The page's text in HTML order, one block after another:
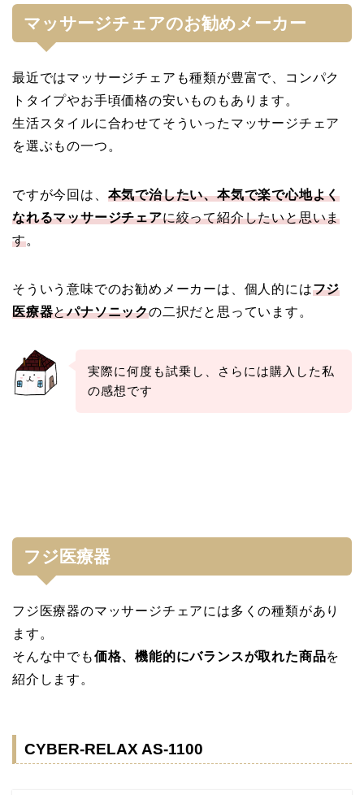
マッサージチェアのお勧めメーカー
最近ではマッサージチェアも種類が豊富で、コンパク
トタイプやお手頃価格の安いものもあります。
生活スタイルに合わせてそういったマッサージチェア
を選ぶもの一つ。
ですが今回は、 本気で治したい、本気で楽で心地よく
なれるマッサージチェアに絞って紹介したいと思いま
す。
そういう意味でのお勧めメーカーは、個人的にはフジ
医療器とパナソニックの二択だと思っています。
実際に何度も試乗し、さらには購入した私
の感想です
フジ医療器
フジ医療器のマッサージチェアには多くの種類があり
ます。
そんな中でも価格、機能的にバランスが取れた商品を
紹介します。
CYBER-RELAX AS-1100